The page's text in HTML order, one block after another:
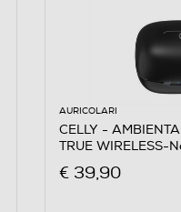
AURICOLARI
CELLY -
TRUE WIRELESS-
€ 39,90